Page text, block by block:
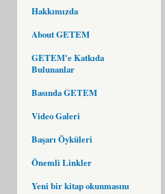
Hakkımızda
About GETEM
GETEM'e Katkıda
Bulunanlar
Basında GETEM
Video Galeri
Başarı Öyküleri
Önemli Linkler
Yeni bir kitap okunmasını